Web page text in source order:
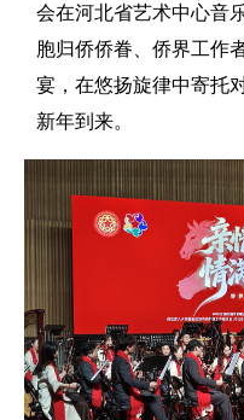
会在河北省艺术中心音
胞归侨侨眷、侨界工作
宴，在悠扬旋律中寄托
新年到来。